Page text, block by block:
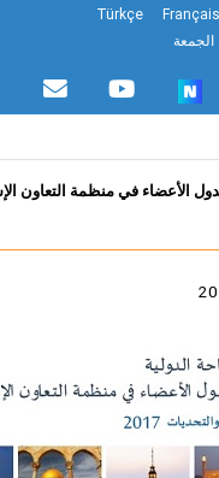
Türkçe
الأعضاء في منظمة التعاون